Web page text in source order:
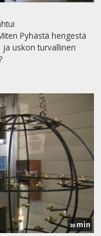
Pyhästä hengestä
uskon turvallinen
30 min